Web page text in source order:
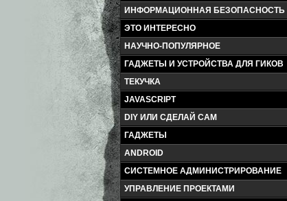
ИНФОРМАЦИОННАЯ БЕЗОПАСНОСТЬ
ЭТО ИНТЕРЕСНО
НАУЧНО-ПОПУЛЯРНОЕ
ГАДЖЕТЫ И УСТРОЙСТВА ДЛЯ ГИКОВ
ТЕКУЧКА
JAVASCRIPT
DIY ИЛИ СДЕЛАЙ САМ
ГАДЖЕТЫ
ANDROID
СИСТЕМНОЕ АДМИНИСТРИРОВАНИЕ
УПРАВЛЕНИЕ ПРОЕКТАМИ